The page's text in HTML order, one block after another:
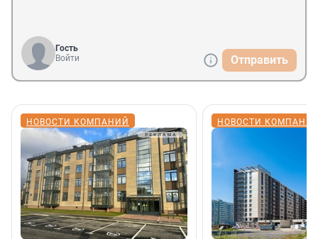
Гость
Войти
Отправить
НОВОСТИ КОМПАНИЙ НОВОСТИ